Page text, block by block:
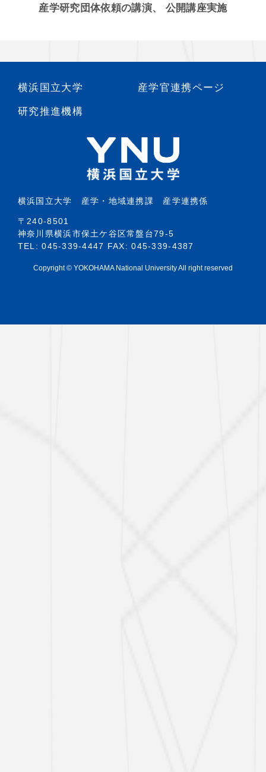
産学研究団体依頼の講演、 公開講座実施
横浜国立大学
研究推進機構
産学官連携ページ
横浜国立大学 産学・地域連携課 産学連携係
〒240-8501
神奈川県横浜市保土ケ谷区常盤台79-5
TEL: 045-339-4447 FAX: 045-339-4387
Copyright © YOKOHAMA National University All right reserved